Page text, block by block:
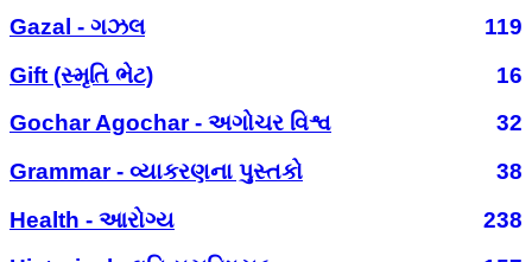
Gazal - ગઝલ
119
Gift (સ્મૃતિ ભેટ)
16
Gochar Agochar - અગોચર વિશ્વ
32
Grammar - વ્યાકરણના પુસ્તકો
38
Health - આરોગ્ય
238